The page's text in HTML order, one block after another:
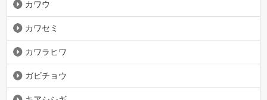
カワウ
カワセミ
カワラヒワ
ガビチョウ